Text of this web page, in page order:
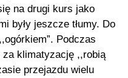
na drugi kurs jako
były jeszcze tłumy. Do
Podczas
klimatyzację ,,robią
przejazdu wielu